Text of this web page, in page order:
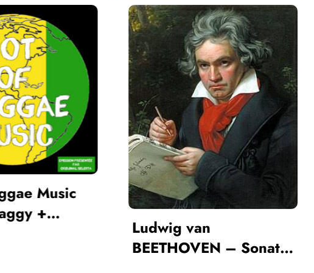
Ludwig van
BEETHOVEN – Sonate
Mot Pour Maux –
Episode 3